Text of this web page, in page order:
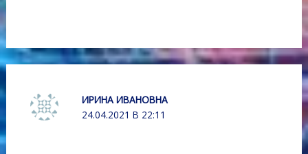
ИРИНА ИВАНОВНА
24.04.2021 В 22:11